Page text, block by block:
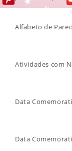
Alfabeto de
Atividades com
Data
Data